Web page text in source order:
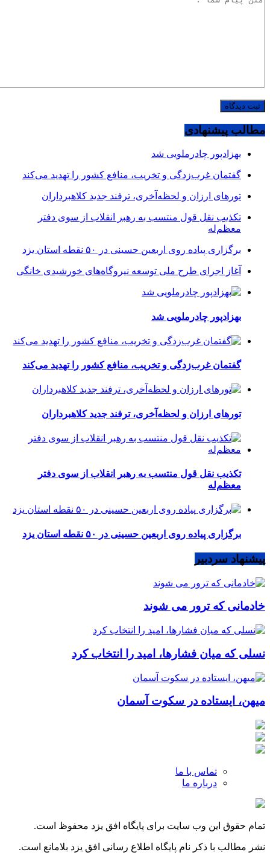
مطالب پیشنهادی
بهزادپور چادرملویی شد
گفتمان غرب‌زدگی و تخریب، منافع کشور را تهدید می‌کند
تورهای ارزان و لحظه‌آخری، ترفند جدید کلاهبرداران
تکذیب نقل قول منتسب به رهبر انقلاب از سوی دفتر
معظم‌له
برگزاری پیاده روی اربعین حسینی در ۵۰ نقطه استان یزد
آغاز اجرای طرح ملی توسعه نیروگاه‌های خورشیدی خانگی
بهزادپور چادرملویی شد
گفتمان غرب‌زدگی و تخریب، منافع کشور را تهدید می‌کند
تورهای ارزان و لحظه‌آخری، ترفند جدید کلاهبرداران
تکذیب نقل قول منتسب به رهبر انقلاب از سوی دفتر
معظم‌له
برگزاری پیاده روی اربعین حسینی در ۵۰ نقطه استان یزد
پیشنهاد سردبیر
خادمانی که ترور می شوند
نسلی که میان فشارها، امید را انتخاب کرد
میهن، ایستاده در سکوت آسمان
تماس با ما
درباره ما
تمام حقوق این وب سایت برای پایگاه افق یزد محفوظ است.
نشر مطالب با ذکر نام پایگاه اطلاع رسانی افق یزد بلامانع است.